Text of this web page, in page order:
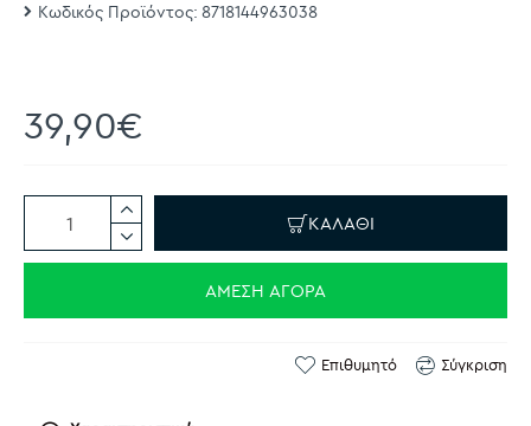
Κωδικός Προϊόντος: 8718144963038
39,90€
ΚΑΛΆΘΙ
ΆΜΕΣΗ ΑΓΟΡΆ
Επιθυμητό Σύγκριση